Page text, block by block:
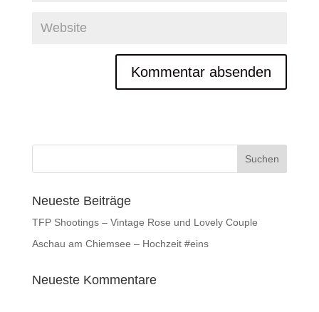
Neueste Beiträge
TFP Shootings – Vintage Rose und Lovely Couple
Aschau am Chiemsee – Hochzeit #eins
Neueste Kommentare